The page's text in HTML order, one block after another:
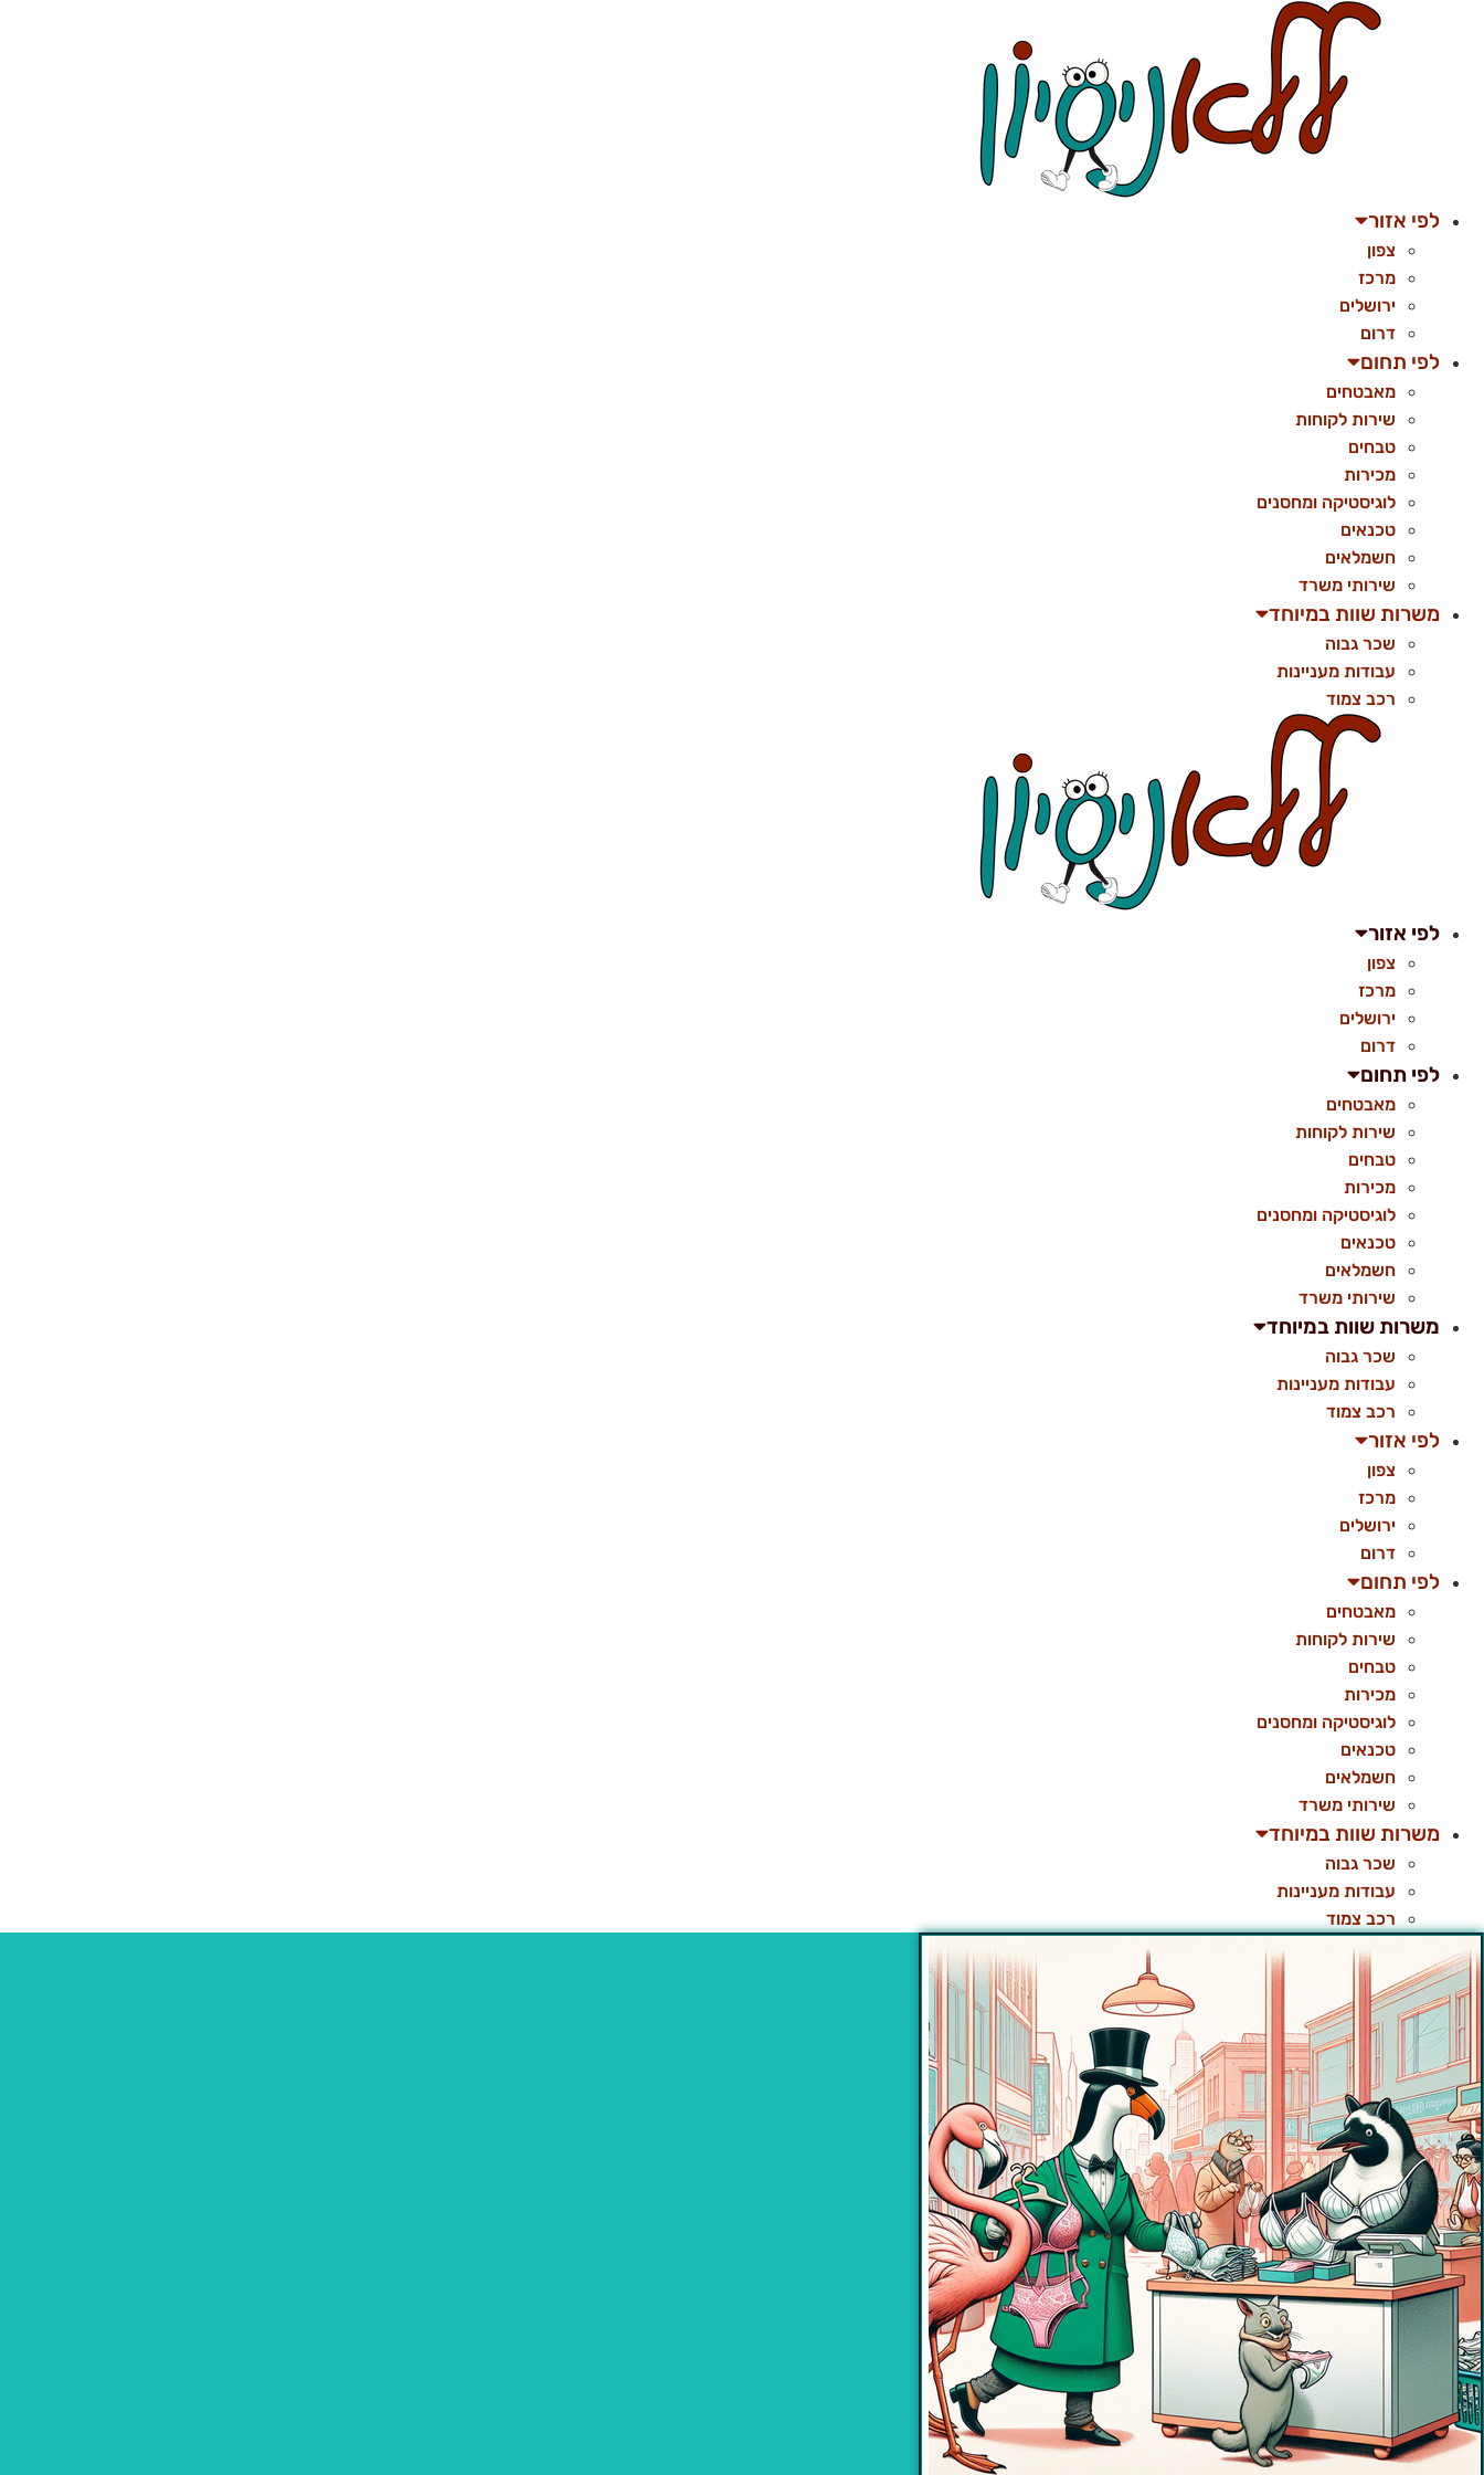
לפי אזור
צפון
מרכז
ירושלים
דרום
לפי תחום
מאבטחים
שירות לקוחות
טבחים
מכירות
לוגיסטיקה ומחסנים
טכנאים
חשמלאים
שירותי משרד
משרות שוות במיוחד
שכר גבוה
עבודות מעניינות
רכב צמוד
לפי אזור
צפון
מרכז
ירושלים
דרום
לפי תחום
מאבטחים
שירות לקוחות
טבחים
מכירות
לוגיסטיקה ומחסנים
טכנאים
חשמלאים
שירותי משרד
משרות שוות במיוחד
שכר גבוה
עבודות מעניינות
רכב צמוד
לפי אזור
צפון
מרכז
ירושלים
דרום
לפי תחום
מאבטחים
שירות לקוחות
טבחים
מכירות
לוגיסטיקה ומחסנים
טכנאים
חשמלאים
שירותי משרד
משרות שוות במיוחד
שכר גבוה
עבודות מעניינות
רכב צמוד